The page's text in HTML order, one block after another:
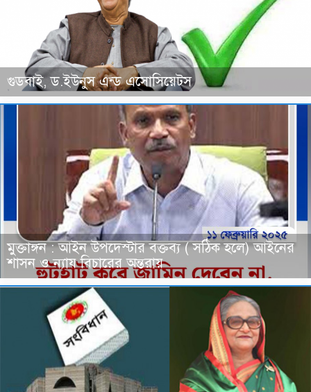
গুডবাই, ড.ইউনুস এন্ড এসোসিয়েটস
মুক্তাঙ্গন : আইন উপদেস্টার বক্তব্য ( সঠিক হলে) আইনের
শাসন ও ন্যায বিচারের অন্তরায়